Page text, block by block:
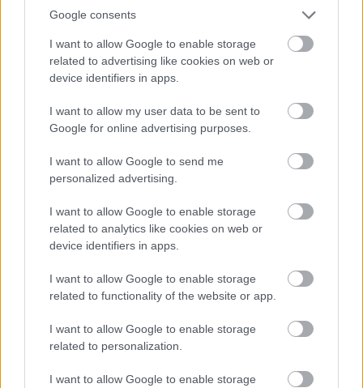
Google consents
I want to allow Google to enable storage
related to advertising like cookies on web or
device identifiers in apps.
I want to allow my user data to be sent to
Google for online advertising purposes.
I want to allow Google to send me
personalized advertising.
I want to allow Google to enable storage
related to analytics like cookies on web or
device identifiers in apps.
I want to allow Google to enable storage
related to functionality of the website or app.
I want to allow Google to enable storage
related to personalization.
I want to allow Google to enable storage